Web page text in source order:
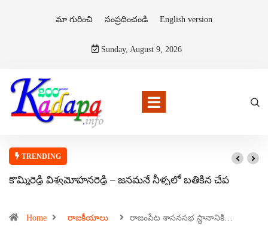
మా గురించి సంప్రదించండి English version
Sunday, August 9, 2026
TRENDING
కొమ్మిరెడ్డి విశ్వమోహనరెడ్డి – జనమనే నీళ్ళలో బతికిన చేప
Home రాజకీయాలు రాజంపేట శాసనసభ స్థానానికి…